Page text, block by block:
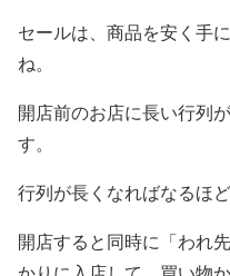
セールは、商品を安く手
ね。
開店前のお店に長い行列
す。
行列が長くなればなるほ
開店すると同時に「われ